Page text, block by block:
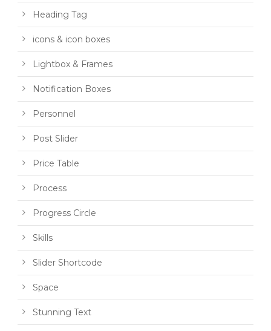
Heading Tag
icons & icon boxes
Lightbox & Frames
Notification Boxes
Personnel
Post Slider
Price Table
Process
Progress Circle
Skills
Slider Shortcode
Space
Stunning Text